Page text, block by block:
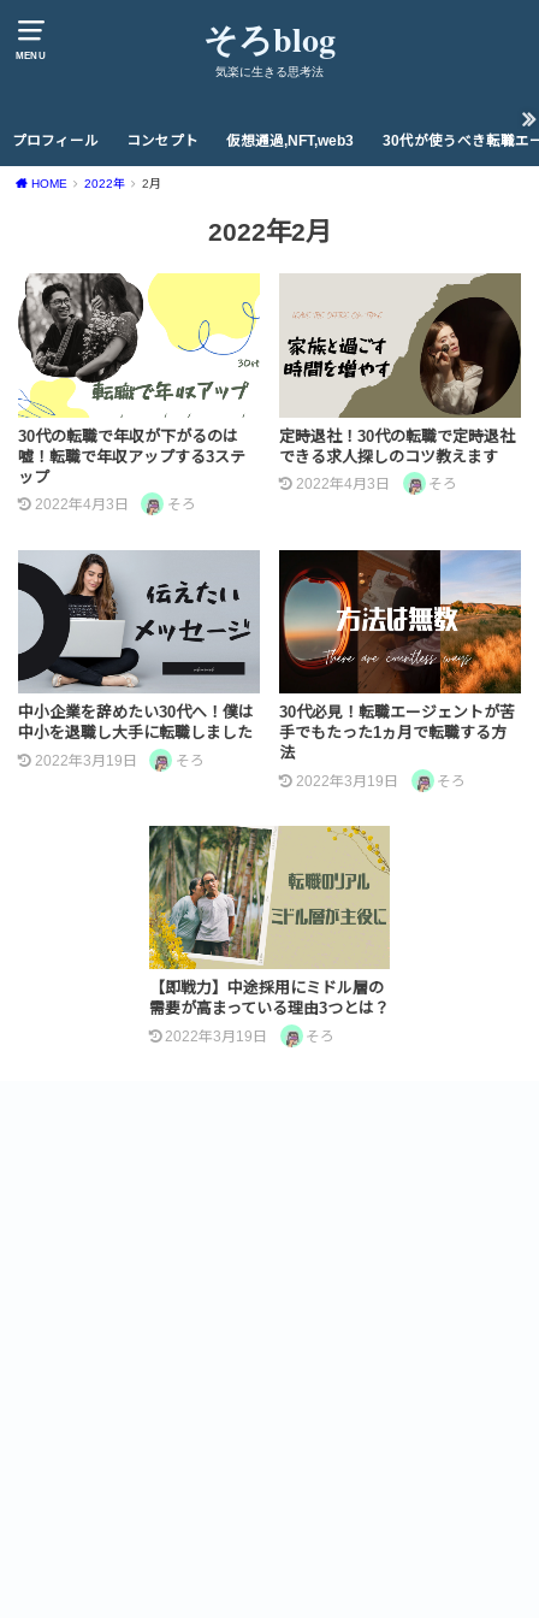
MENU そろblog
気楽に生きる思考法
プロフィール コンセプト 仮想通過,NFT,web3 30代が使うべき転職エ
HOME 2022年 2月
2022年2月
30代の転職で年収が下がるのは
嘘！転職で年収アップする3ステ
ップ
2022年4月3日 そろ
定時退社！30代の転職で定時退社
できる求人探しのコツ教えます
2022年4月3日 そろ
中小企業を辞めたい30代へ！僕は
中小を退職し大手に転職しました
2022年3月19日 そろ
30代必見！転職エージェントが苦
手でもたった1ヵ月で転職する方
法
2022年3月19日 そろ
【即戦力】中途採用にミドル層の
需要が高まっている理由3つとは？
2022年3月19日 そろ